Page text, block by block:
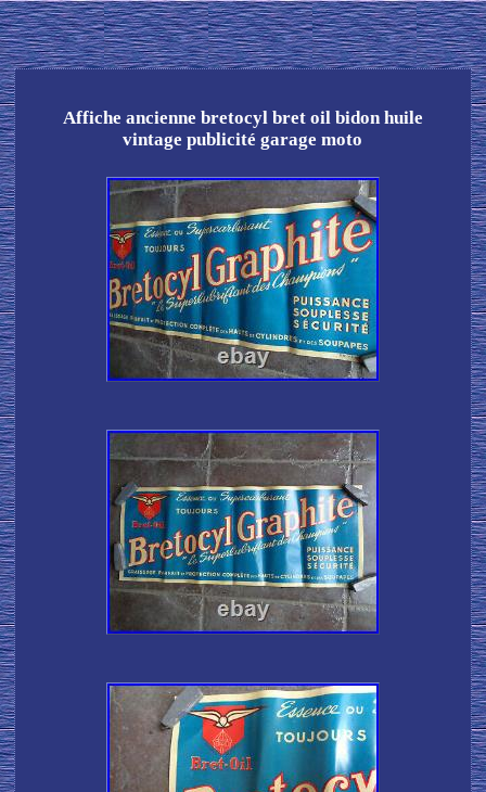
Affiche ancienne bretocyl bret oil bidon huile
vintage publicité garage moto